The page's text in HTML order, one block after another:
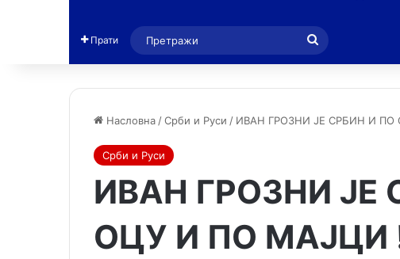
Прати
Насловна /Срби и Руси / ИВАН ГРОЗНИ ЈЕ СРБИН И
Срби и Руси
ИВАН ГРОЗНИ ЈЕ
ОЦУ И ПО МАЈЦИ